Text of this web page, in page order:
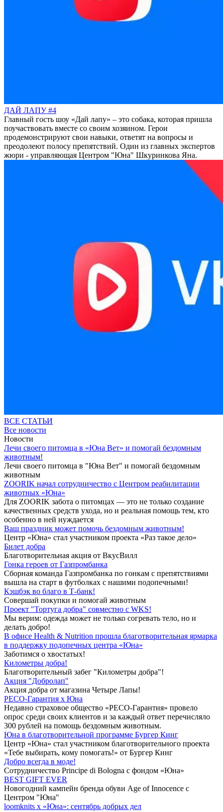
ДАЙ ЛАПУ #4
Главный гость шоу «Дай лапу» – это собака, которая пришла
поучаствовать вместе со своим хозяином. Герои
продемонстрируют свои навыки, ответят на вопросы и
преодолеют полосу препятствий. Один из главных экспертов
жюри - управляющая Центром "Юна" Шкуринкова Яна.
ВСЕ СТАТЬИ
Все новости
Новости
Лечи своего питомца в «Юна Вет» и помогай бездомным
животным!
Лечи своего питомца в "Юна Вет" и помогай бездомным
животным
ZOORIK начал сотрудничество с Центром реабилитации
животных «Юна»
Для ZOORIK забота о питомцах — это не только создание
качественных средств ухода, но и реальная помощь тем, кто
особенно в ней нуждается
Ваш праздник может помочь бездомным животным!
Центр «Юна» стал участником проекта «Раз такое дело»
Билет добра
Благотворительная акция от ВкусВилл
Гонка героев от Газпромбанка
Сборная команда Газпромбанка по гонкам с препятствиями
вышла на старт в футболках с нашими подопечными!
Кэшбэк во благо в Т-банк!
Совершай покупки и помогай животным
Проект "Тортуга добра" совместно с WKS!
Мы верим: одежда может не только согревать тело, но и
делать добро!
В офисе Health & Nutrition прошла благотворительная ярмарка
в поддержку подопечных центра «Юна»
Заботимся о хвостатых!
Километры добра!
Благотворительный забег "Километры добра"!
Акция "Добролап"
Акция добра от магазина Четыре Лапы!
РЕСО-Гарантия х Юна
Недавно страховое общество «РЕСО-Гарантия» провело
опрос среди своих клиентов и за каждый ответ перечисляло
300 рублей на помощь бездомным животным.
Юна в благотворительной программе Бургер Кинг
Центр «Юна» стал участником благотворительного проекта
«Тебе выбирать, кому помогать!» от Бургер Кинг
Добро всегда в моде!
Сотрудничество Principe di Bologna с фондом «Юна»
BEST GIFT EVER
Новогодний кампейн бренда обуви Age of Innocence с
Центром "Юна"
loomknits х «Юна»: сентябрь добрых дел